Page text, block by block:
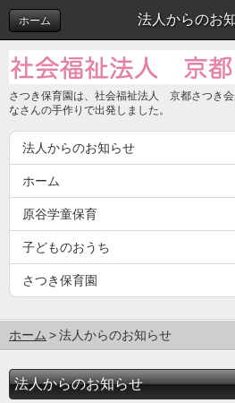
ホーム
さつき保育園は、社会福祉法人 京都さつき
なさんの手作りで出発しました。
法人からのお知らせ
ホーム
原谷学童保育
子どものおうち
さつき保育園
ホーム 法人からのお知らせ
法人からのお知らせ